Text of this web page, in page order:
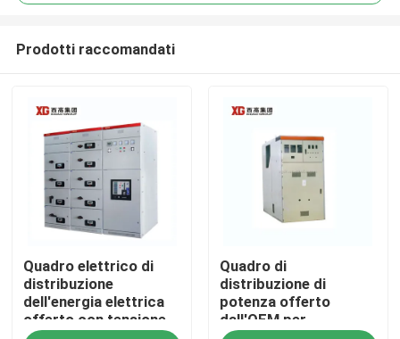
Casa
Prodotti
Circa noi
Prodotti raccomandati
Quadro elettrico di
distribuzione
dell'energia elettrica
offerto con tensione
Quadro di
distribuzione di
potenza offerto
dall'OEM per